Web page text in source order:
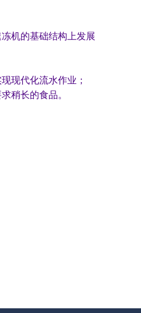
机的基础结构上发展
现代化流水作业；
稍长的食品。